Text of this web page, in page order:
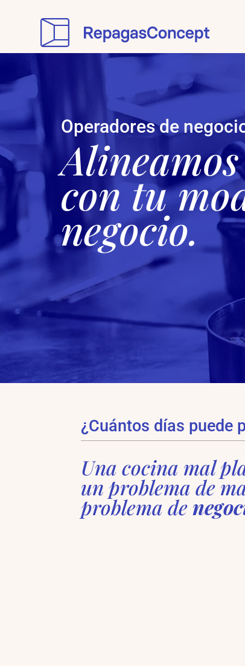
Operadores de
con tu
negocio.
¿Cuántos días puede
Una cocina mal
un problema de
problema de